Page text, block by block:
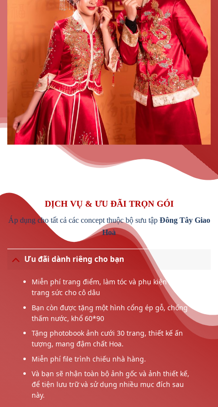
DỊCH VỤ & ƯU ĐÃI TRỌN GÓI
Áp dụng cho tất cả các concept thuộc bộ sưu tập Đông Tây Giao
Hoà
Ưu đãi dành riêng cho bạn
Miễn phí trang điểm, làm tóc và phụ kiện tóc,
trang sức cho cô dâu
Bạn còn được tặng một hình cổng ép gỗ, chống
thấm nước, khổ 60*90
Tặng photobook ảnh cưới 30 trang, thiết kế ấn
tượng, mang đậm chất Hoa.
Miễn phí file trình chiếu nhà hàng.
Và bạn sẽ nhận toàn bộ ảnh gốc và ảnh thiết kế,
để tiện lưu trữ và sử dụng nhiều mục đích sau
này.